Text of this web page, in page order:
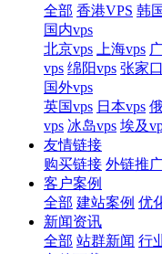
全部 香港VPS 韩
国内vps
北京vps
上海vps
vps 绵阳vps 张家
国外vps
英国vps 日本vps
vps 冰岛vps 埃及
友情链接
购买链接 外链推
客户案例
全部 建站案例 优
新闻资讯
全部 站群新闻 行